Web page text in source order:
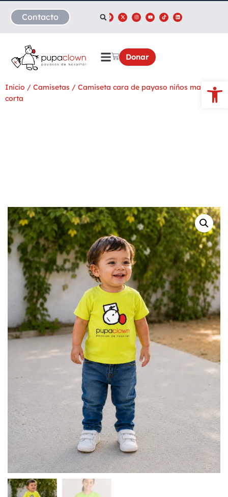
Contacto
Donar
Inicio / Camisetas / Camiseta cara de payaso niños manga
corta